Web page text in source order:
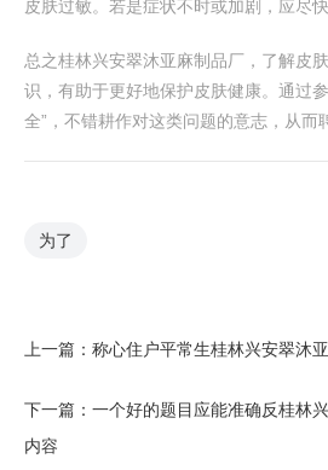
皮肤过敏。若是症状不时或加剧，应尽
总之桂林兴安翠沐亚麻制品厂，了解皮
识，有助于更好地保护皮肤健康。通过
全”，不错耕作对这类问题的意志，从而
为了
上一篇： 称心住户平常生桂林兴安翠沐
下一篇： 一个好的题目应能准确反桂林
内容